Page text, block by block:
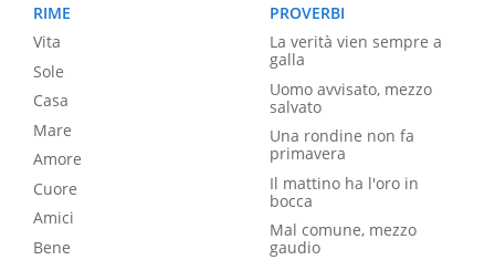
RIME
Vita
Sole
Casa
Mare
Amore
Cuore
Amici
Bene
PROVERBI
La verità vien sempre a
galla
Uomo avvisato, mezzo
salvato
Una rondine non fa
primavera
Il mattino ha l'oro in
bocca
Mal comune, mezzo
gaudio